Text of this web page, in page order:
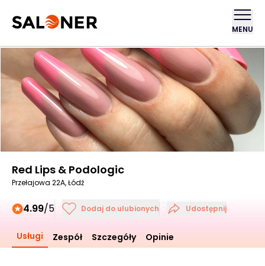
MENU
Red Lips & Podologic
Przełajowa 22A, Łódź
4.99/5 Dodaj do ulubionych Udostępnij
Usługi Zespół Szczegóły Opinie